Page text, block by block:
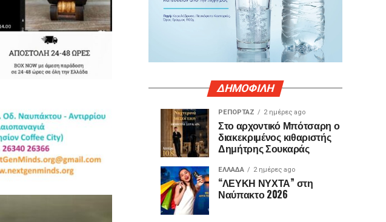
ΔΗΜΟΦΙΛΗ
ΤΕΧΝΟΛΟΓΙΑ
ημέρα
ago
Γιατί
ορισμένες
θύρες
USB
είναι
μωβ
ΚΟΙΝΩΝΙΑ
ημέρες
ago
Θερμό
χειροκρότημα
για
τον
«Ίωνα»
στο
Κάστρο
ΡΕΠΟΡΤΑΖ 2 ημέρες ago
Στο αρχοντικό Μπότσαρη ο
διακεκριμένος κιθαριστής
Δημήτρης Σουκαράς
ΕΛΛΑΔΑ 2 ημέρες ago
“ΛΕΥΚΗ ΝΥΧΤΑ” στη
Ναύπακτο 2026